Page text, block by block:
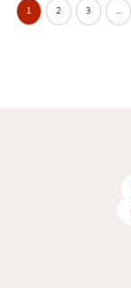
1 2 3 ...